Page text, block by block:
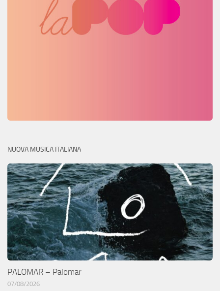
NUOVA MUSICA ITALIANA
PALOMAR – Palomar
07/08/2026